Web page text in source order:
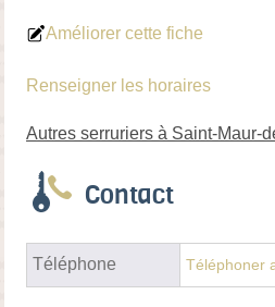
Améliorer cette fiche
Renseigner les horaires
Autres serruriers à Saint-Maur-
Contact
Téléphone Téléphoner